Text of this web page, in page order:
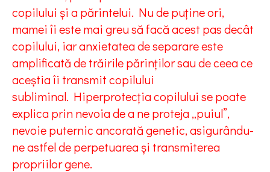
copilului și a părintelui. Nu de puține ori,
mamei îi este mai greu să facă acest pas decât
copilului, iar anxietatea de separare este
amplificată de trăirile părinților sau de ceea ce
aceștia îi transmit copilului
subliminal. Hiperprotecția copilului se poate
explica prin nevoia de a ne proteja „puiul”,
nevoie puternic ancorată genetic, asigurându-
ne astfel de perpetuarea și transmiterea
propriilor gene.